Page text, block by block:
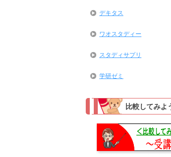
デキタス
ワオスタディー
スタディサプリ
学研ゼミ
比較してみよ